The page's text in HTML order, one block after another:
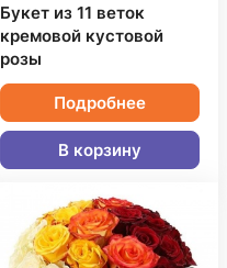
Букет из 11 веток
кремовой кустовой
розы
Подробнее
В корзину